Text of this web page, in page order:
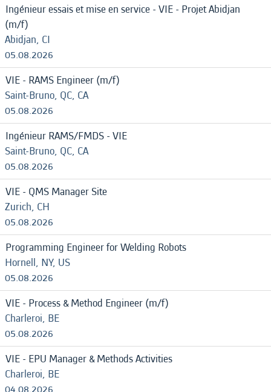
Ingénieur essais et mise en service - VIE - Projet Abidjan
(m/f)
Abidjan, CI
05.08.2026
VIE - RAMS Engineer (m/f)
Saint-Bruno, QC, CA
05.08.2026
Ingénieur RAMS/FMDS - VIE
Saint-Bruno, QC, CA
05.08.2026
VIE - QMS Manager Site
Zurich, CH
05.08.2026
Programming Engineer for Welding Robots
Hornell, NY, US
05.08.2026
VIE - Process & Method Engineer (m/f)
Charleroi, BE
05.08.2026
VIE - EPU Manager & Methods Activities
Charleroi, BE